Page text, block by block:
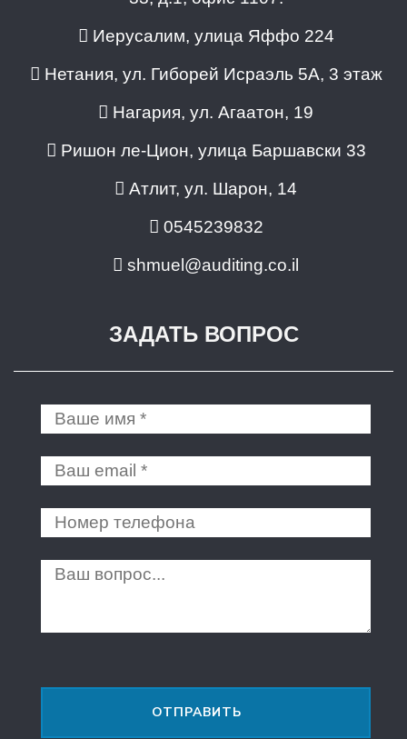
Иерусалим, улица Яффо 224
Нетания, ул. Гиборей Исраэль 5A, 3 этаж
Нагария, ул. Агаатон, 19
Ришон ле-Цион, улица Баршавски 33
Атлит, ул. Шарон, 14
0545239832
shmuel@auditing.co.il
ЗАДАТЬ ВОПРОС